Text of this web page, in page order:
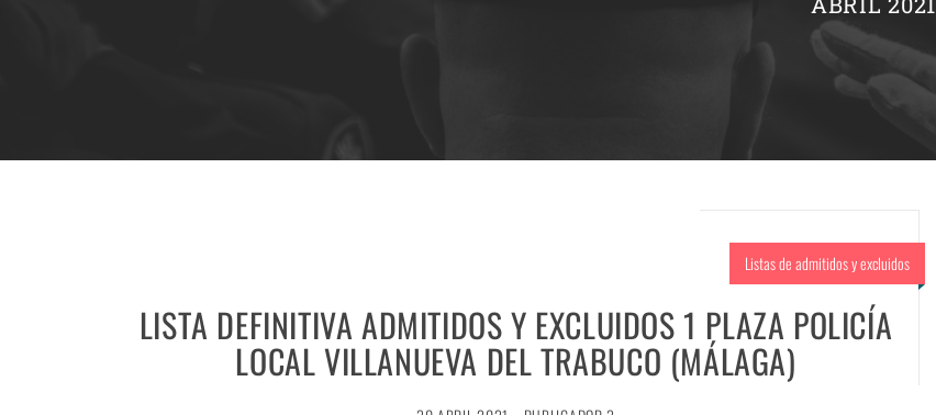
Listas de admitidos y excluidos
LISTA DEFINITIVA ADMITIDOS Y EXCLUIDOS 1 PLAZA POLICÍA
LOCAL VILLANUEVA DEL TRABUCO (MÁLAGA)